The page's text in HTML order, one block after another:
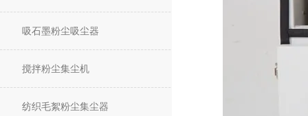
吸石墨粉尘吸尘器
搅拌粉尘集尘机
纺织毛絮粉尘集尘器